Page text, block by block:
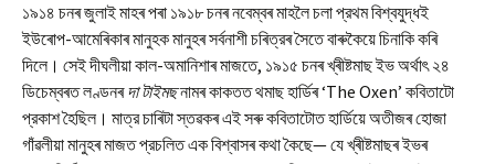
১৯১৪ চনৰ জুলাই মাহৰ পৰা ১৯১৮ চনৰ নবেম্বৰ মাহলৈ চলা প্রথম বিশ্বযুদ্ধই
ইউৰোপ-আমেৰিকাৰ মানুহক মানুহৰ সর্বনাশী চৰিত্রৰ সৈতে বাৰুকৈয়ে চিনাকি কৰি
দিলে। সেই দীঘলীয়া কাল-অমানিশাৰ মাজতে, ১৯১৫ চনৰ খ্ৰীষ্টমাছ ইভ অর্থাৎ ২৪
ডিচেম্বৰত লণ্ডনৰদা টাইমছনামৰ কাকতত থমাছ হার্ডিৰ ‘The Oxen’ কবিতাটো
প্রকাশ হৈছিল। মাত্র চাৰিটা স্তৱকৰ এই সৰু কবিতাটোত হার্ডিয়ে অতীজৰ হোজা
গাঁৱলীয়া মানুহৰ মাজত প্রচলিত এক বিশ্বাসৰ কথা কৈছে— যে খ্ৰীষ্টমাছৰ ইভৰ